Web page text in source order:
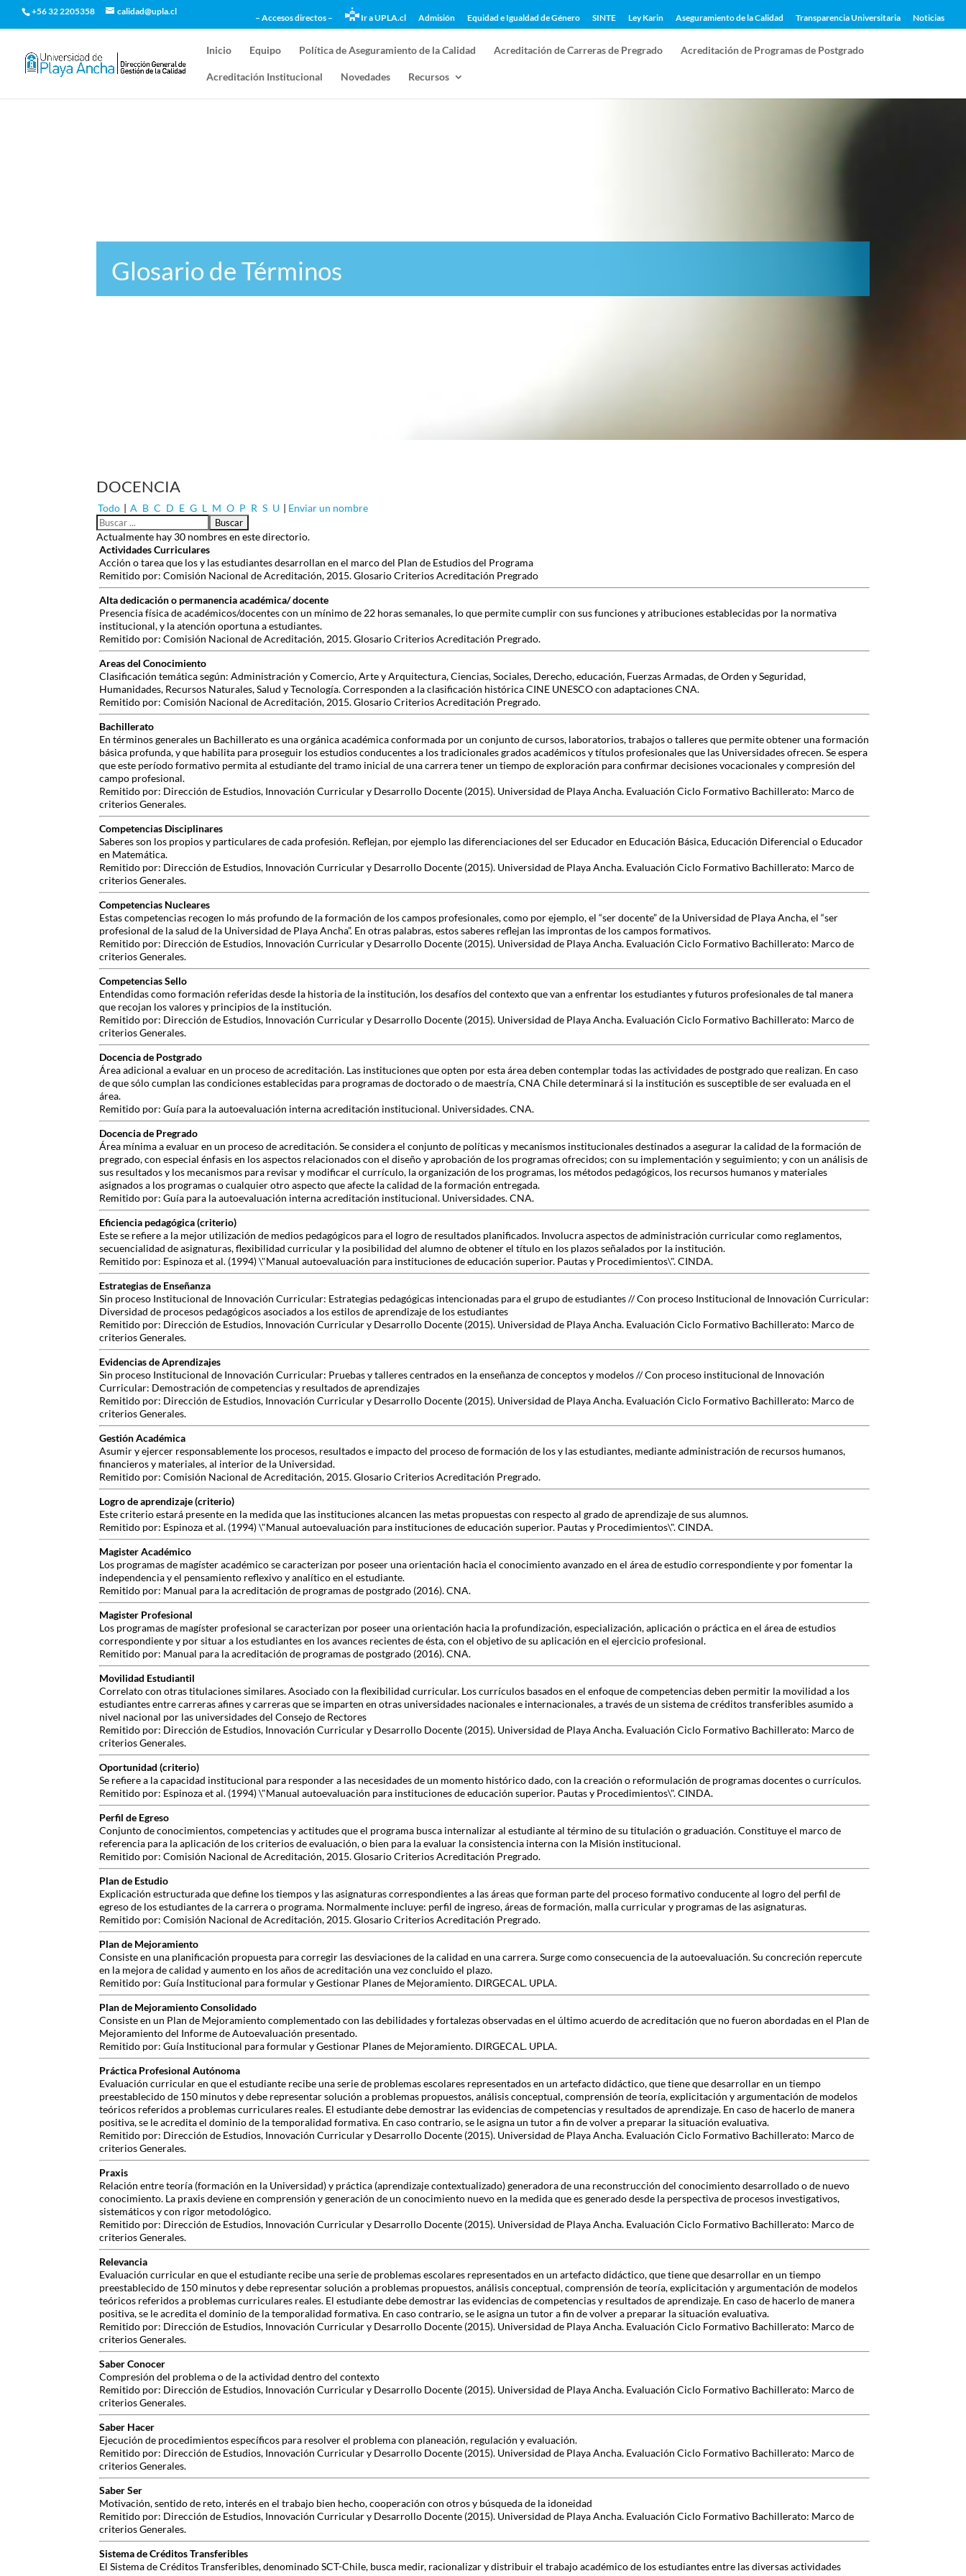
+56 32 2205358 calidad@upla.cl
– Accesos directos – Ir a UPLA.cl Admisión Equidad e Igualdad de Género SINTE Ley Karin Aseguramiento de la Calidad Transparencia Universitaria Noticias
Inicio Equipo Política de Aseguramiento de la Calidad Acreditación de Carreras de Pregrado Acreditación de Programas de Postgrado
Acreditación Institucional Novedades Recursos
Glosario de Términos
DOCENCIA
Todo | A B C D E G L M O P R S U | Enviar un nombre
Actualmente hay 30 nombres en este directorio.
Actividades Curriculares
Acción o tarea que los y las estudiantes desarrollan en el marco del Plan de Estudios del Programa
Remitido por: Comisión Nacional de Acreditación, 2015. Glosario Criterios Acreditación Pregrado
Alta dedicación o permanencia académica/ docente
Presencia física de académicos/docentes con un mínimo de 22 horas semanales, lo que permite cumplir con sus funciones y atribuciones establecidas por la normativa
institucional, y la atención oportuna a estudiantes.
Remitido por: Comisión Nacional de Acreditación, 2015. Glosario Criterios Acreditación Pregrado.
Areas del Conocimiento
Clasificación temática según: Administración y Comercio, Arte y Arquitectura, Ciencias, Sociales, Derecho, educación, Fuerzas Armadas, de Orden y Seguridad,
Humanidades, Recursos Naturales, Salud y Tecnología. Corresponden a la clasificación histórica CINE UNESCO con adaptaciones CNA.
Remitido por: Comisión Nacional de Acreditación, 2015. Glosario Criterios Acreditación Pregrado.
Bachillerato
En términos generales un Bachillerato es una orgánica académica conformada por un conjunto de cursos, laboratorios, trabajos o talleres que permite obtener una formación
básica profunda, y que habilita para proseguir los estudios conducentes a los tradicionales grados académicos y títulos profesionales que las Universidades ofrecen. Se espera
que este período formativo permita al estudiante del tramo inicial de una carrera tener un tiempo de exploración para confirmar decisiones vocacionales y compresión del
campo profesional.
Remitido por: Dirección de Estudios, Innovación Curricular y Desarrollo Docente (2015). Universidad de Playa Ancha. Evaluación Ciclo Formativo Bachillerato: Marco de
criterios Generales.
Competencias Disciplinares
Saberes son los propios y particulares de cada profesión. Reflejan, por ejemplo las diferenciaciones del ser Educador en Educación Básica, Educación Diferencial o Educador
en Matemática.
Remitido por: Dirección de Estudios, Innovación Curricular y Desarrollo Docente (2015). Universidad de Playa Ancha. Evaluación Ciclo Formativo Bachillerato: Marco de
criterios Generales.
Competencias Nucleares
Estas competencias recogen lo más profundo de la formación de los campos profesionales, como por ejemplo, el “ser docente” de la Universidad de Playa Ancha, el “ser
profesional de la salud de la Universidad de Playa Ancha”. En otras palabras, estos saberes reflejan las improntas de los campos formativos.
Remitido por: Dirección de Estudios, Innovación Curricular y Desarrollo Docente (2015). Universidad de Playa Ancha. Evaluación Ciclo Formativo Bachillerato: Marco de
criterios Generales.
Competencias Sello
Entendidas como formación referidas desde la historia de la institución, los desafíos del contexto que van a enfrentar los estudiantes y futuros profesionales de tal manera
que recojan los valores y principios de la institución.
Remitido por: Dirección de Estudios, Innovación Curricular y Desarrollo Docente (2015). Universidad de Playa Ancha. Evaluación Ciclo Formativo Bachillerato: Marco de
criterios Generales.
Docencia de Postgrado
Área adicional a evaluar en un proceso de acreditación. Las instituciones que opten por esta área deben contemplar todas las actividades de postgrado que realizan. En caso
de que sólo cumplan las condiciones establecidas para programas de doctorado o de maestría, CNA Chile determinará si la institución es susceptible de ser evaluada en el
área.
Remitido por: Guía para la autoevaluación interna acreditación institucional. Universidades. CNA.
Docencia de Pregrado
Área mínima a evaluar en un proceso de acreditación. Se considera el conjunto de políticas y mecanismos institucionales destinados a asegurar la calidad de la formación de
pregrado, con especial énfasis en los aspectos relacionados con el diseño y aprobación de los programas ofrecidos; con su implementación y seguimiento; y con un análisis de
sus resultados y los mecanismos para revisar y modificar el currículo, la organización de los programas, los métodos pedagógicos, los recursos humanos y materiales
asignados a los programas o cualquier otro aspecto que afecte la calidad de la formación entregada.
Remitido por: Guía para la autoevaluación interna acreditación institucional. Universidades. CNA.
Eficiencia pedagógica (criterio)
Este se refiere a la mejor utilización de medios pedagógicos para el logro de resultados planificados. Involucra aspectos de administración curricular como reglamentos,
secuencialidad de asignaturas, flexibilidad curricular y la posibilidad del alumno de obtener el título en los plazos señalados por la institución.
Remitido por: Espinoza et al. (1994) \"Manual autoevaluación para instituciones de educación superior. Pautas y Procedimientos\". CINDA.
Estrategias de Enseñanza
Sin proceso Institucional de Innovación Curricular: Estrategias pedagógicas intencionadas para el grupo de estudiantes // Con proceso Institucional de Innovación Curricular:
Diversidad de procesos pedagógicos asociados a los estilos de aprendizaje de los estudiantes
Remitido por: Dirección de Estudios, Innovación Curricular y Desarrollo Docente (2015). Universidad de Playa Ancha. Evaluación Ciclo Formativo Bachillerato: Marco de
criterios Generales.
Evidencias de Aprendizajes
Sin proceso Institucional de Innovación Curricular: Pruebas y talleres centrados en la enseñanza de conceptos y modelos // Con proceso institucional de Innovación
Curricular: Demostración de competencias y resultados de aprendizajes
Remitido por: Dirección de Estudios, Innovación Curricular y Desarrollo Docente (2015). Universidad de Playa Ancha. Evaluación Ciclo Formativo Bachillerato: Marco de
criterios Generales.
Gestión Académica
Asumir y ejercer responsablemente los procesos, resultados e impacto del proceso de formación de los y las estudiantes, mediante administración de recursos humanos,
financieros y materiales, al interior de la Universidad.
Remitido por: Comisión Nacional de Acreditación, 2015. Glosario Criterios Acreditación Pregrado.
Logro de aprendizaje (criterio)
Este criterio estará presente en la medida que las instituciones alcancen las metas propuestas con respecto al grado de aprendizaje de sus alumnos.
Remitido por: Espinoza et al. (1994) \"Manual autoevaluación para instituciones de educación superior. Pautas y Procedimientos\". CINDA.
Magister Académico
Los programas de magíster académico se caracterizan por poseer una orientación hacia el conocimiento avanzado en el área de estudio correspondiente y por fomentar la
independencia y el pensamiento reflexivo y analítico en el estudiante.
Remitido por: Manual para la acreditación de programas de postgrado (2016). CNA.
Magister Profesional
Los programas de magíster profesional se caracterizan por poseer una orientación hacia la profundización, especialización, aplicación o práctica en el área de estudios
correspondiente y por situar a los estudiantes en los avances recientes de ésta, con el objetivo de su aplicación en el ejercicio profesional.
Remitido por: Manual para la acreditación de programas de postgrado (2016). CNA.
Movilidad Estudiantil
Correlato con otras titulaciones similares. Asociado con la flexibilidad curricular. Los currículos basados en el enfoque de competencias deben permitir la movilidad a los
estudiantes entre carreras afines y carreras que se imparten en otras universidades nacionales e internacionales, a través de un sistema de créditos transferibles asumido a
nivel nacional por las universidades del Consejo de Rectores
Remitido por: Dirección de Estudios, Innovación Curricular y Desarrollo Docente (2015). Universidad de Playa Ancha. Evaluación Ciclo Formativo Bachillerato: Marco de
criterios Generales.
Oportunidad (criterio)
Se refiere a la capacidad institucional para responder a las necesidades de un momento histórico dado, con la creación o reformulación de programas docentes o currículos.
Remitido por: Espinoza et al. (1994) \"Manual autoevaluación para instituciones de educación superior. Pautas y Procedimientos\". CINDA.
Perfil de Egreso
Conjunto de conocimientos, competencias y actitudes que el programa busca internalizar al estudiante al término de su titulación o graduación. Constituye el marco de
referencia para la aplicación de los criterios de evaluación, o bien para la evaluar la consistencia interna con la Misión institucional.
Remitido por: Comisión Nacional de Acreditación, 2015. Glosario Criterios Acreditación Pregrado.
Plan de Estudio
Explicación estructurada que define los tiempos y las asignaturas correspondientes a las áreas que forman parte del proceso formativo conducente al logro del perfil de
egreso de los estudiantes de la carrera o programa. Normalmente incluye: perfil de ingreso, áreas de formación, malla curricular y programas de las asignaturas.
Remitido por: Comisión Nacional de Acreditación, 2015. Glosario Criterios Acreditación Pregrado.
Plan de Mejoramiento
Consiste en una planificación propuesta para corregir las desviaciones de la calidad en una carrera. Surge como consecuencia de la autoevaluación. Su concreción repercute
en la mejora de calidad y aumento en los años de acreditación una vez concluido el plazo.
Remitido por: Guía Institucional para formular y Gestionar Planes de Mejoramiento. DIRGECAL. UPLA.
Plan de Mejoramiento Consolidado
Consiste en un Plan de Mejoramiento complementado con las debilidades y fortalezas observadas en el último acuerdo de acreditación que no fueron abordadas en el Plan de
Mejoramiento del Informe de Autoevaluación presentado.
Remitido por: Guía Institucional para formular y Gestionar Planes de Mejoramiento. DIRGECAL. UPLA.
Práctica Profesional Autónoma
Evaluación curricular en que el estudiante recibe una serie de problemas escolares representados en un artefacto didáctico, que tiene que desarrollar en un tiempo
preestablecido de 150 minutos y debe representar solución a problemas propuestos, análisis conceptual, comprensión de teoría, explicitación y argumentación de modelos
teóricos referidos a problemas curriculares reales. El estudiante debe demostrar las evidencias de competencias y resultados de aprendizaje. En caso de hacerlo de manera
positiva, se le acredita el dominio de la temporalidad formativa. En caso contrario, se le asigna un tutor a fin de volver a preparar la situación evaluativa.
Remitido por: Dirección de Estudios, Innovación Curricular y Desarrollo Docente (2015). Universidad de Playa Ancha. Evaluación Ciclo Formativo Bachillerato: Marco de
criterios Generales.
Praxis
Relación entre teoría (formación en la Universidad) y práctica (aprendizaje contextualizado) generadora de una reconstrucción del conocimiento desarrollado o de nuevo
conocimiento. La praxis deviene en comprensión y generación de un conocimiento nuevo en la medida que es generado desde la perspectiva de procesos investigativos,
sistemáticos y con rigor metodológico.
Remitido por: Dirección de Estudios, Innovación Curricular y Desarrollo Docente (2015). Universidad de Playa Ancha. Evaluación Ciclo Formativo Bachillerato: Marco de
criterios Generales.
Relevancia
Evaluación curricular en que el estudiante recibe una serie de problemas escolares representados en un artefacto didáctico, que tiene que desarrollar en un tiempo
preestablecido de 150 minutos y debe representar solución a problemas propuestos, análisis conceptual, comprensión de teoría, explicitación y argumentación de modelos
teóricos referidos a problemas curriculares reales. El estudiante debe demostrar las evidencias de competencias y resultados de aprendizaje. En caso de hacerlo de manera
positiva, se le acredita el dominio de la temporalidad formativa. En caso contrario, se le asigna un tutor a fin de volver a preparar la situación evaluativa.
Remitido por: Dirección de Estudios, Innovación Curricular y Desarrollo Docente (2015). Universidad de Playa Ancha. Evaluación Ciclo Formativo Bachillerato: Marco de
criterios Generales.
Saber Conocer
Compresión del problema o de la actividad dentro del contexto
Remitido por: Dirección de Estudios, Innovación Curricular y Desarrollo Docente (2015). Universidad de Playa Ancha. Evaluación Ciclo Formativo Bachillerato: Marco de
criterios Generales.
Saber Hacer
Ejecución de procedimientos específicos para resolver el problema con planeación, regulación y evaluación.
Remitido por: Dirección de Estudios, Innovación Curricular y Desarrollo Docente (2015). Universidad de Playa Ancha. Evaluación Ciclo Formativo Bachillerato: Marco de
criterios Generales.
Saber Ser
Motivación, sentido de reto, interés en el trabajo bien hecho, cooperación con otros y búsqueda de la idoneidad
Remitido por: Dirección de Estudios, Innovación Curricular y Desarrollo Docente (2015). Universidad de Playa Ancha. Evaluación Ciclo Formativo Bachillerato: Marco de
criterios Generales.
Sistema de Créditos Transferibles
El Sistema de Créditos Transferibles, denominado SCT-Chile, busca medir, racionalizar y distribuir el trabajo académico de los estudiantes entre las diversas actividades